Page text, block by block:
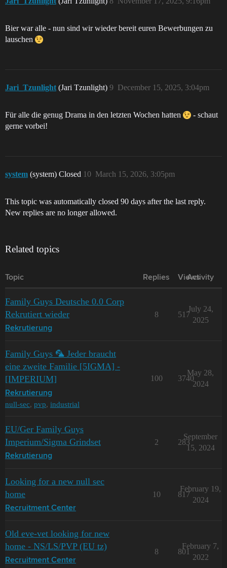
Bier war alle - nun sind wir wieder bereit euren Bewerbungen zu
lauschen
Jari_Tzunlight (Jari Tzunlight) December 15, 2025, 3:04pm
9
Für alle die genug Drama in den letzten Wochen hatten
- schaut
gerne vorbei!
system (system) Closed March 15, 2026, 3:05pm
10
This topic was automatically closed 90 days after the last reply.
New replies are no longer allowed.
Related topics
Topic Replies Views
Activity
Family Guys Deutsche 0.0 Corp
Rekrutiert wieder
Rekrutierung
8 517
July 24,
2025
Family Guys 🦜 Jeder braucht
eine zweite Familie [5IGMA] -
[IMPERIUM]
Rekrutierung
null-sec, pvp, industrial
100 3740
May 28,
2024
EU/Ger Family Guys
Imperium/Sigma Grindset
Rekrutierung
2 283
September
15, 2024
Looking for a new null sec
home
Recruitment Center
10 817
February 19,
2024
Old eve-vet looking for new
home - NS/LS/PVP (EU tz)
Recruitment Center
8 801
February 7,
2022